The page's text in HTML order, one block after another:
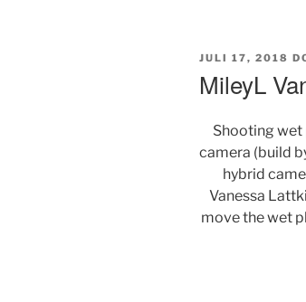
GEPLAATST
JULI 17, 2018
MileyL
Shooting
camera (build
hybrid
Vanessa
move the wet